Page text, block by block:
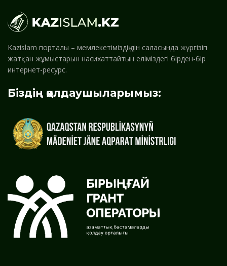
Kazislam порталы – мемлекетіміздің дін саласында жүргізіп
жатқан жұмыстарын насихаттайтын еліміздегі бірден-бір
интернет-ресурс.
Біздің қолдаушыларымыз: